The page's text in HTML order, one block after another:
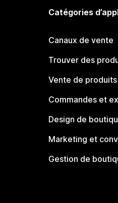
Catégories
Canaux de vente
Trouver des
Vente de produits
Commandes et
Design de
Marketing et
Gestion de